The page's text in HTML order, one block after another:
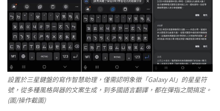
設置於三星鍵盤的寫作智慧助理，僅需認明象徵「Galaxy AI」的星星符
號，從多種風格與器的文案生成，到多國語言翻譯，都在彈指之間搞定。
(圖/操作截圖)